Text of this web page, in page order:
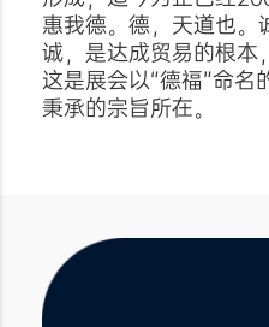
惠我德。德，天道也。
诚，是达成贸易的根本
这是展会以“德福”命名
秉承的宗旨所在。